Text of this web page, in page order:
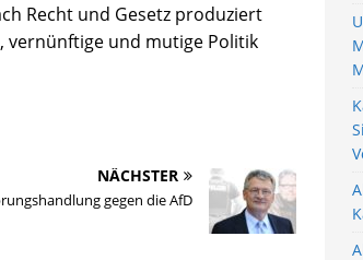
Recht und Gesetz produziert
vernünftige und mutige Politik
NÄCHSTER
gegen die AfD